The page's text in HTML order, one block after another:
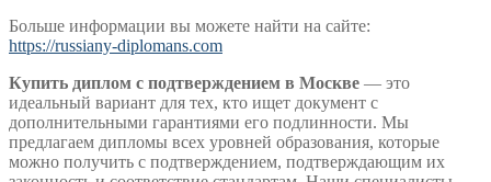
Больше информации вы можете найти на сайте:
https://russiany-diplomans.com
Купить диплом с подтверждением в Москве — это
идеальный вариант для тех, кто ищет документ с
дополнительными гарантиями его подлинности. Мы
предлагаем дипломы всех уровней образования, которые
можно получить с подтверждением, подтверждающим их